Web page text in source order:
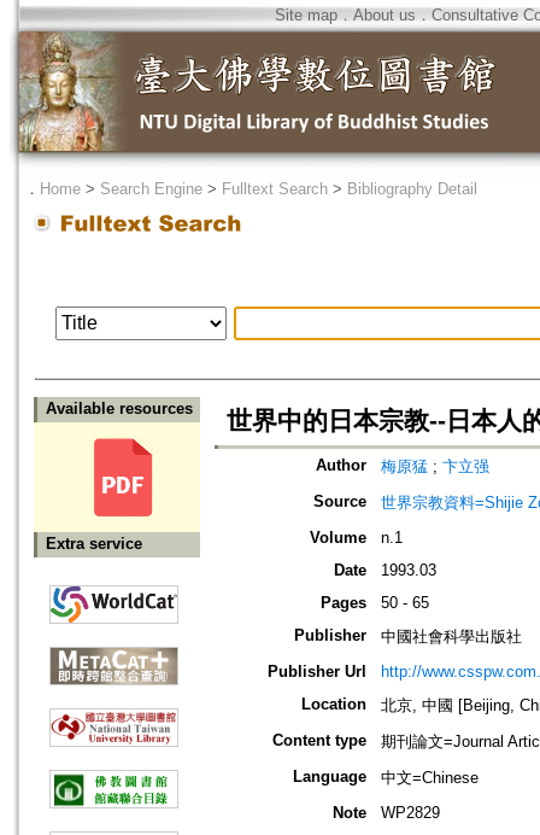
Site map．About us ． Consultative
． Home > Search Engine > Fulltext Search > Bibliography Detail
Available resources
Extra service
世界中的日本宗教--日本人
Author 梅原猛 ; 卞立强
Source
世界宗教資料=Shijie
Volume
n.1
Date
1993.03
Pages
50 - 65
Publisher
中國社會科學出版社
Publisher Url
http://
Location
北京, 中國 [Beijing,
Content type
期刊論文=Journal
Language
中文=Chinese
Note
WP2829